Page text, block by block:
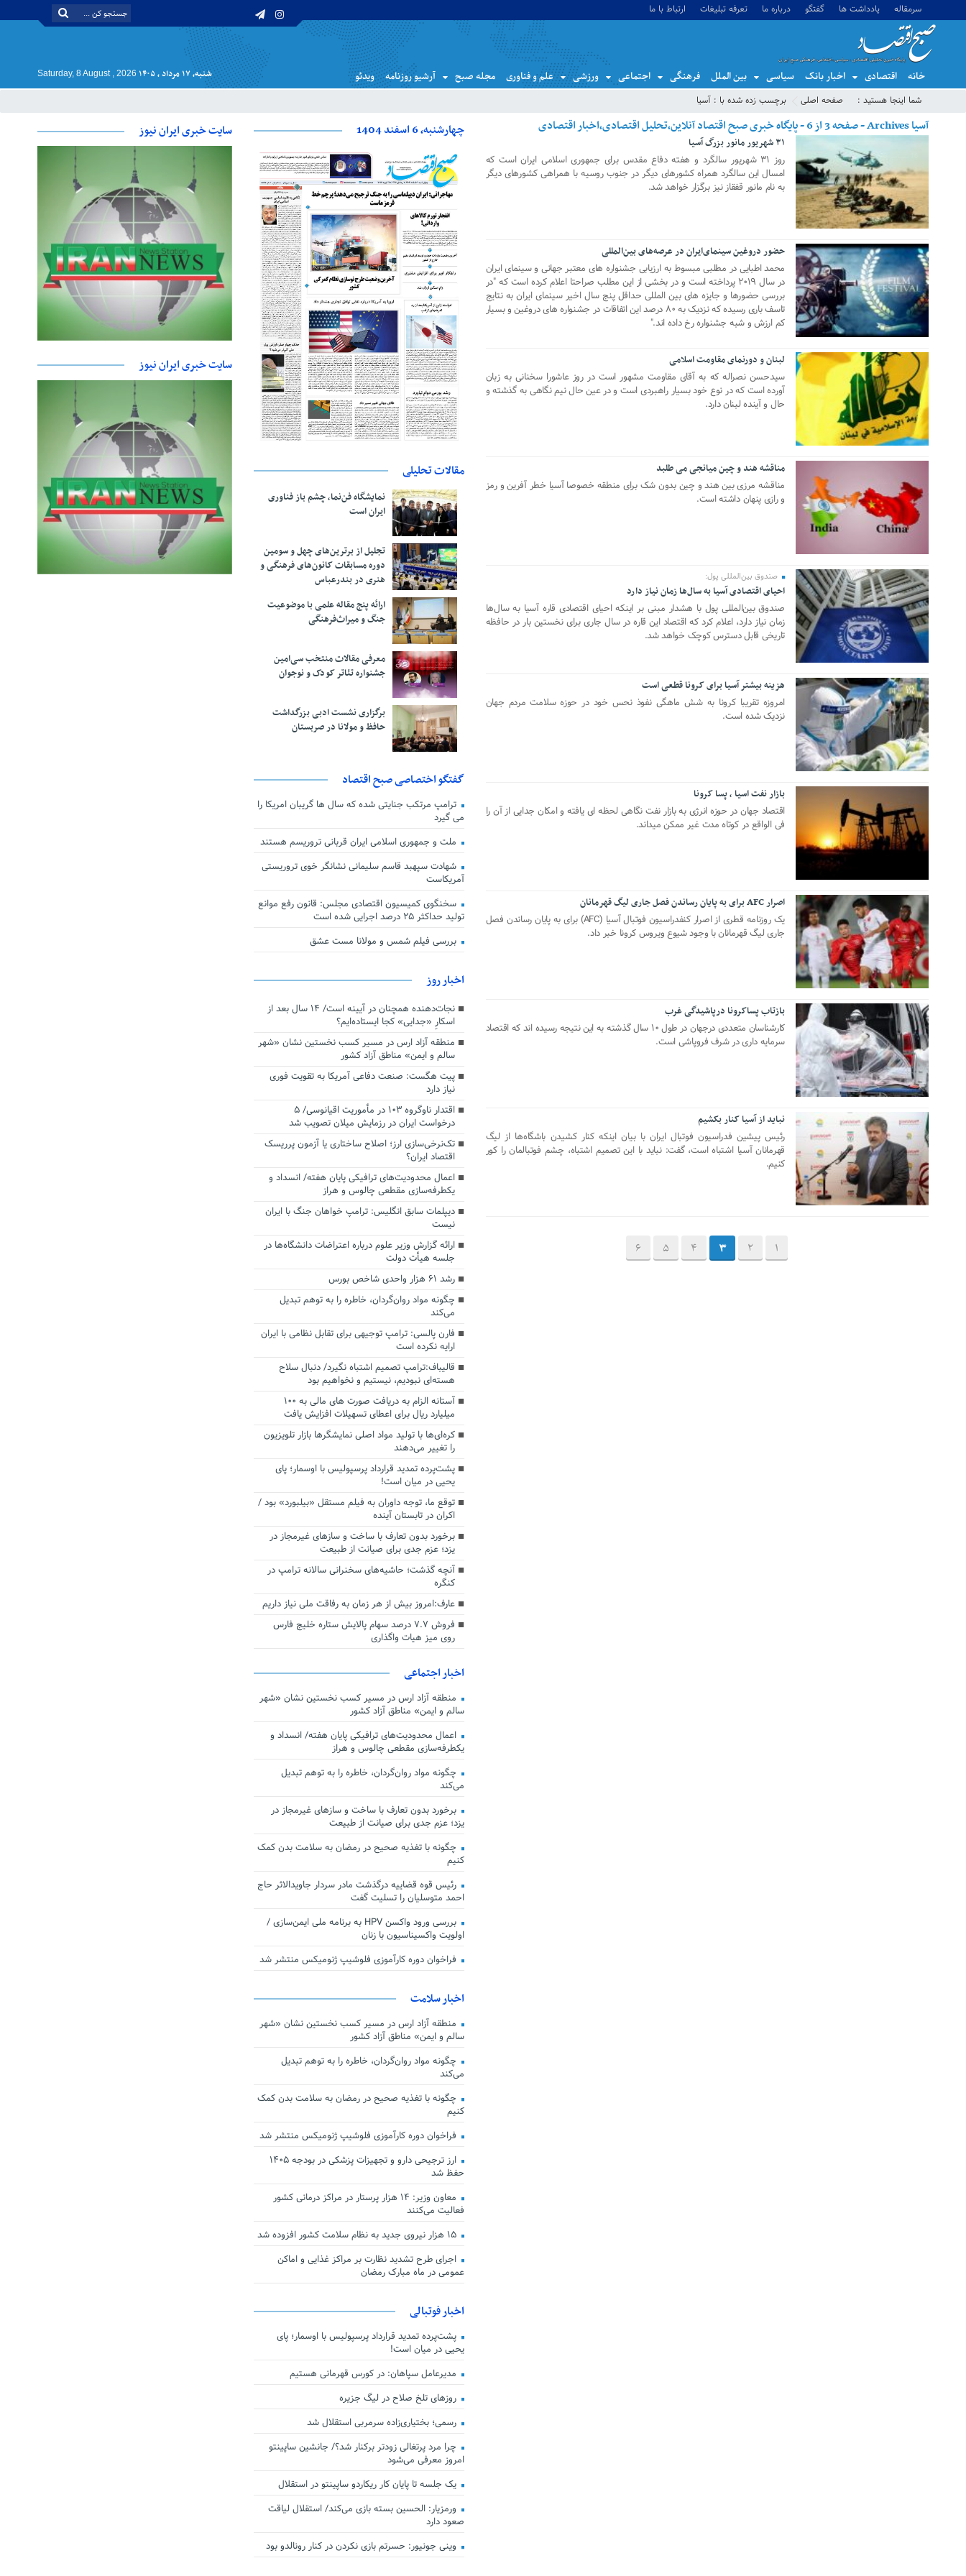
سرمقاله یادداشت ها گفتگو درباره ما تعرفه تبلیغات ارتباط با ما
خانه اقتصادی اخبار بانک سیاسی بین الملل فرهنگی اجتماعی ورزشی علم و فناوری مجله صبح آرشیو روزنامه ویدئو شنبه, ۱۷ مرداد , ۱۴۰۵ Saturday, 8 August , 2026
شما اینجا هستید : صفحه اصلی برچسب زده شده با : آسیا
آسیا Archives - صفحه 3 از 6 - پایگاه خبری صبح اقتصاد آنلاین،تحلیل اقتصادی،اخبار اقتصادی
۳۱ شهریور مانور بزرگ آسیا
روز ۳۱ شهریور سالگرد و هفته دفاع مقدس برای جمهوری اسلامی ایران است که
امسال این سالگرد همراه کشورهای دیگر در جنوب روسیه با همراهی کشورهای دیگر
به نام مانور قفقاز نیز برگزار خواهد شد.
08 سپتامبر 2020
حضور دروغین سینمای‌ایران در عرصه‌های بین‌المللی
محمد اطبایی در مطلبی مبسوط به ارزیابی جشنواره های معتبر جهانی و سینمای ایران
در سال ۲۰۱۹ پرداخته است و در بخشی از این مطلب صراحتا اعلام کرده است که "در
بررسی حضورها و جایزه های بین المللی حداقل پنج سال اخیر سینمای ایران به نتایج
تاسف باری رسیده که نزدیک به ۸۰ درصد این اتفاقات در جشنواره های دروغین و بسیار
کم ارزش و شبه جشنواره رخ داده اند."
03 سپتامبر 2020
لبنان و دورنمای مقاومت اسلامی
سیدحسن نصراله که به آقای مقاومت مشهور است در روز عاشورا سخنانی به زبان
آورده است که در نوع خود بسیار راهبردی است و در عین حال نیم نگاهی به گذشته و
حال و آینده لبنان دارد.
15 جولای 2020
مناقشه هند و چین میانجی می طلبد
مناقشه مرزی بین هند و چین بدون شک برای منطقه خصوصا آسیا خطر آفرین و رمز
و رازی پنهان داشته است.
02 جولای 2020
صندوق بین‌المللی پول:
احیای اقتصادی آسیا به سال‌ها زمان نیاز دارد
صندوق بین‌المللی پول با هشدار مبنی بر اینکه احیای اقتصادی قاره آسیا به سال‌ها
زمان نیاز دارد، اعلام کرد که اقتصاد این قاره در سال جاری برای نخستین بار در حافظه
تاریخی قابل دسترس کوچک خواهد شد.
24 ژوئن 2020
هزینه بیشتر آسیا برای کرونا قطعی است
امروزه تقریبا کرونا به شش ماهگی نفوذ نحس خود در حوزه سلامت مردم جهان
نزدیک شده است.
19 ژوئن 2020
بازار نفت اسیا ، پسا کرونا
اقتصاد جهان در حوزه انرژی به بازار نفت نگاهی لحظه ای یافته و امکان جدایی از آن را
فی الواقع در کوتاه مدت غیر ممکن میداند.
30 آوریل 2020
اصرار AFC برای به پایان رساندن فصل جاری لیگ قهرمانان
یک روزنامه قطری از اصرار کنفدراسیون فوتبال آسیا (AFC) برای به پایان رساندن فصل
جاری لیگ قهرمانان با وجود شیوع ویروس کرونا خبر داد.
06 آوریل 2020
بازتاب پساکرونا درپاشیدگی غرب
کارشناسان متعددی درجهان در طول ۱۰ سال گذشته به این نتیجه رسیده اند که اقتصاد
سرمایه داری در شرف فروپاشی است.
22 ژانویه 2020
نباید از آسیا کنار بکشیم
رئیس پیشین فدراسیون فوتبال ایران با بیان اینکه کنار کشیدن باشگاه‌ها از لیگ
قهرمانان آسیا اشتباه است، گفت: نباید با این تصمیم اشتباه، چشم فوتبالمان را کور
کنیم.
1
2
3
4
5
6
چهارشنبه، 6 اسفند 1404
مقالات تحلیلی
نمایشگاه فن‌نما، چشم باز فناوری
ایران است
تجلیل از بر‌ترین‌های چهل و سومین
دوره مسابقات کانون‌های فرهنگی و
هنری در بندرعباس
ارائه پنج مقاله علمی با موضوعیت
جنگ و میراث‌فرهنگی
معرفی مقالات منتخب سی‌امین
جشنواره تئاتر کودک و نوجوان
برگزاری نشست ادبی بزرگداشت
حافظ و مولانا در صربستان
گفتگو اختصاصی صبح اقتصاد
ترامپ مرتکب جنایتی شده که سال ها گریبان امریکا را
می گیرد
ملت و جمهوری اسلامی ایران قربانی تروریسم هستند
شهادت سپهبد قاسم سلیمانی نشانگر خوی تروریستی
آمریکاست
سخنگوی کمیسیون اقتصادی مجلس: قانون رفع موانع
تولید حداکثر ۲۵ درصد اجرایی شده است
بررسی فیلم شمس و مولانا مست عشق
اخبار روز
نجات‌دهنده‌ همچنان در آیینه است/ ۱۴ سال بعد از
اسکارِ «جدایی» کجا ایستاده‌ایم؟
منطقه آزاد ارس در مسیر کسب نخستین نشان «شهر
سالم و ایمن» مناطق آزاد کشور
پیت هگست: صنعت دفاعی آمریکا به تقویت فوری
نیاز دارد
اقتدار ناوگروه ۱۰۳ در مأموریت‌ اقیانوسی/ ۵
درخواست ایران در رزمایش میلان تصویب شد
تک‌نرخی‌سازی ارز؛ اصلاح ساختاری یا آزمون پرریسک
اقتصاد ایران؟
اعمال محدودیت‌های ترافیکی پایان هفته/ انسداد و
یکطرفه‌سازی مقطعی چالوس و هراز
دیپلمات سابق انگلیس:‌ ترامپ خواهان جنگ با ایران
نیست
ارائه گزارش وزیر علوم درباره اعتراضات دانشگاه‌ها در
جلسه هیأت دولت
رشد ۶۱ هزار واحدی شاخص بورس
چگونه مواد روان‌گردان، خاطره را به توهم تبدیل
می‌کند
فارن پالسی: ترامپ توجیهی برای تقابل نظامی با ایران
ارایه نکرده است
قالیباف:ترامپ تصمیم اشتباه نگیرد/ دنبال سلاح
هسته‌ای نبودیم، نیستیم و نخواهیم بود
آستانه الزام به دریافت صورت های مالی به ۱۰۰
میلیارد ریال برای اعطای تسهیلات افزایش یافت
کره‌ای‌ها با تولید مواد اصلی نمایشگرها بازار تلویزیون
را تغییر می‌دهند
پشت‌پرده تمدید قرارداد پرسپولیس با اوسمار؛ پای
یحیی در میان است!
توقع ما، توجه داوران به فیلم مستقل «بیلبورد» بود /
اکران در تابستان آینده
برخورد بدون تعارف با ساخت‌ و سازهای غیرمجاز در
یزد؛ عزم جدی برای صیانت از طبیعت
آنچه گذشت؛ حاشیه‌های سخنرانی سالانه ترامپ در
کنگره
عارف:امروز بیش از هر زمان به رفاقت ملی نیاز داریم
فروش ۷.۷ درصد سهام پالایش ستاره خلیج فارس
روی میز هیات واگذاری
اخبار اجتماعی
منطقه آزاد ارس در مسیر کسب نخستین نشان «شهر
سالم و ایمن» مناطق آزاد کشور
اعمال محدودیت‌های ترافیکی پایان هفته/ انسداد و
یکطرفه‌سازی مقطعی چالوس و هراز
چگونه مواد روان‌گردان، خاطره را به توهم تبدیل
می‌کند
برخورد بدون تعارف با ساخت‌ و سازهای غیرمجاز در
یزد؛ عزم جدی برای صیانت از طبیعت
چگونه با تغذیه صحیح در رمضان به سلامت بدن کمک
کنیم
رئیس قوه قضاییه درگذشت مادر سردار جاویدالاثر حاج
احمد متوسلیان را تسلیت گفت
بررسی ورود واکسن HPV به برنامه ملی ایمن‌سازی /
اولویت واکسیناسیون با زنان
فراخوان دوره کارآموزی فلوشیپ ژنومیکس منتشر شد
اخبار سلامت
منطقه آزاد ارس در مسیر کسب نخستین نشان «شهر
سالم و ایمن» مناطق آزاد کشور
چگونه مواد روان‌گردان، خاطره را به توهم تبدیل
می‌کند
چگونه با تغذیه صحیح در رمضان به سلامت بدن کمک
کنیم
فراخوان دوره کارآموزی فلوشیپ ژنومیکس منتشر شد
ارز ترجیحی دارو و تجهیزات پزشکی در بودجه ۱۴۰۵
حفظ شد
معاون وزیر: ۱۴ هزار پرستار در مراکز درمانی کشور
فعالیت می‌کنند
۱۵ هزار نیروی جدید به نظام سلامت کشور افزوده شد
اجرای طرح تشدید نظارت بر مراکز غذایی و اماکن
عمومی در ماه مبارک رمضان
اخبار فوتبالی
پشت‌پرده تمدید قرارداد پرسپولیس با اوسمار؛ پای
یحیی در میان است!
مدیرعامل سپاهان: در کورس قهرمانی هستیم
روزهای تلخ صلاح در لیگ جزیره
رسمی؛ بختیاری‌زاده سرمربی استقلال شد
چرا مرد پرتغالی زودتر برکنار شد؟/ جانشین ساپینتو
امروز معرفی می‌شود
یک جلسه تا پایان کار ریکاردو ساپینتو در استقلال
ورمزیار: الحسین بسته بازی می‌کند/ استقلال لیاقت
صعود دارد
وینی جونیور: حسرتم بازی نکردن در کنار رونالدو بود
سایت خبری ایران نیوز
سایت خبری ایران نیوز